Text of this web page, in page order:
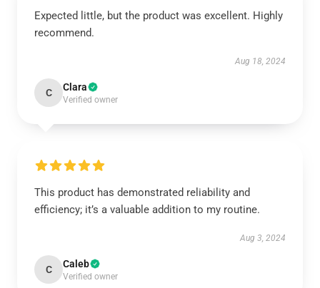
Expected little, but the product was excellent. Highly
recommend.
Aug 18, 2024
C Clara
Verified owner
This product has demonstrated reliability and
efficiency; it’s a valuable addition to my routine.
Aug 3, 2024
C Caleb
Verified owner